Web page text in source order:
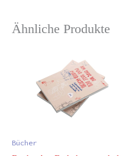
Ähnliche Produkte
Bücher